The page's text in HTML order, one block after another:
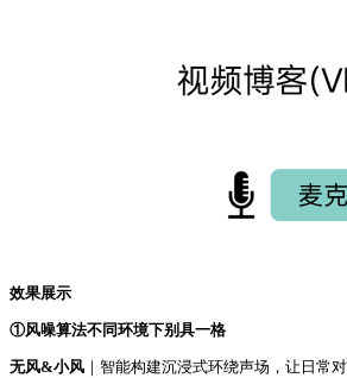
效果展示
①风噪算法不同环境下别具一格
无风&小风 ｜智能构建沉浸式环绕声场，让日常